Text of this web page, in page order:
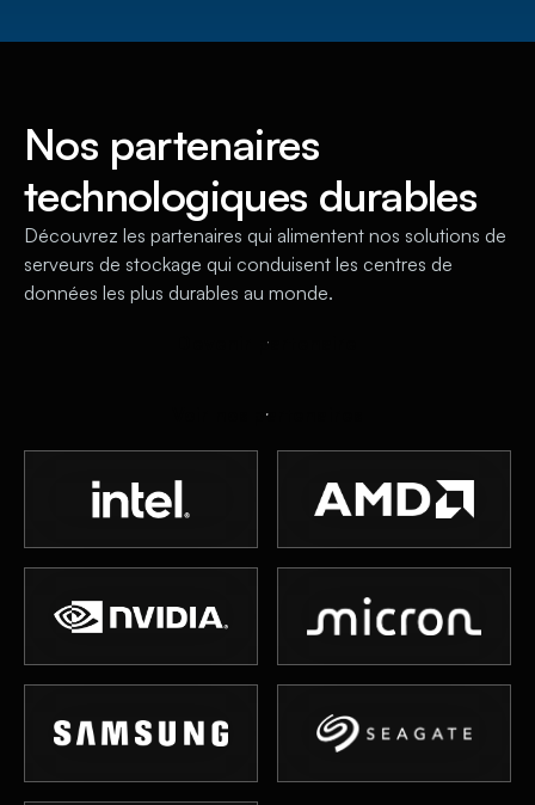
Nos partenaires
technologiques durables
Découvrez les partenaires qui alimentent nos solutions de
serveurs de stockage qui conduisent les centres de
données les plus durables au monde.
p
a